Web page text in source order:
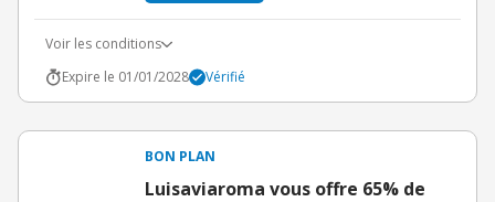
Voir les conditions
Expire le 01/01/2028
Vérifié
BON PLAN
Luisaviaroma vous offre 65% de